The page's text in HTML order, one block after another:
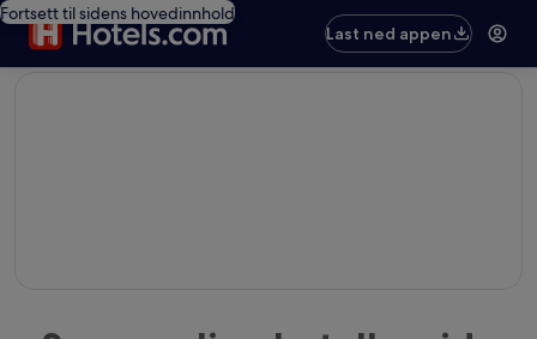
Fortsett til sidens hovedinnhold
Last ned appen